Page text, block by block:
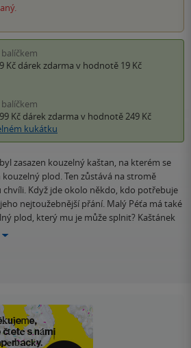
Kč dárek zdarma v hodnotě 19 Kč
Kč dárek zdarma v hodnotě 249 Kč
kukátku
zasazen kouzelný kaštan, na kterém se
plod. Ten zůstává na stromě
chvíli. Když jde okolo někdo, kdo potřebuje
nejtoužebnější přání. Malý Péťa má také
plod, který mu je může splnit? Kaštánek